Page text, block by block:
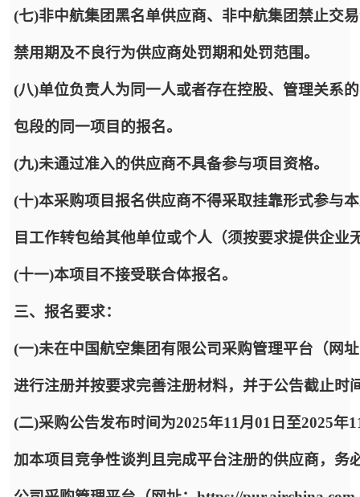
(七)非中航集团黑名单供应商、非中航集团禁止交
禁用期及不良行为供应商处罚期和处罚范围。
(八)单位负责人为同一人或者存在控股、管理关系
包段的同一项目的报名。
(九)未通过准入的供应商不具备参与项目资格。
(十)本采购项目报名供应商不得采取挂靠形式参与
目工作转包给其他单位或个人（须按要求提供企业
(十一)本项目不接受联合体报名。
三、报名要求：
(一)未在中国航空集团有限公司采购管理平台（网
进行注册并按要求完善注册材料，并于公告截止时
(二)采购公告发布时间为2025年11月01日至2025
加本项目竞争性谈判且完成平台注册的供应商，